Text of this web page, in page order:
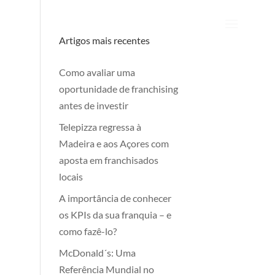
Artigos mais recentes
Como avaliar uma
oportunidade de franchising
antes de investir
Telepizza regressa à
Madeira e aos Açores com
aposta em franchisados
locais
A importância de conhecer
os KPIs da sua franquia – e
como fazê-lo?
McDonald´s: Uma
Referência Mundial no